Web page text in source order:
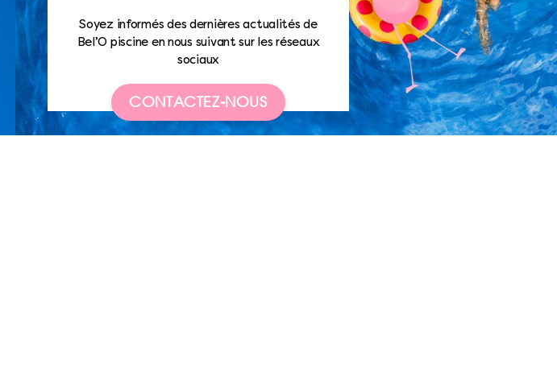
Soyez informés des dernières actualités de
Bel’O piscine en nous suivant sur les réseaux
sociaux
CONTACTEZ-NOUS